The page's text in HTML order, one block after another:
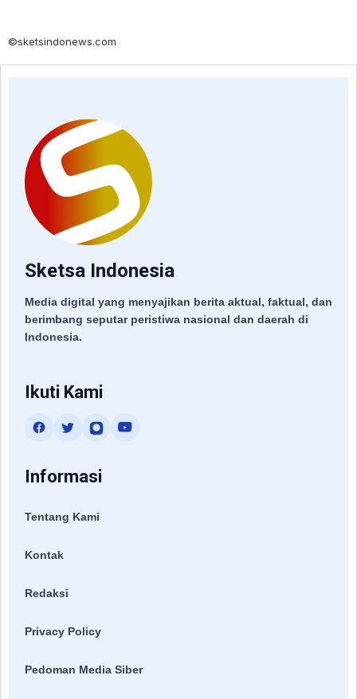
©sketsindonews.com
Sketsa Indonesia
Media digital yang menyajikan berita aktual, faktual, dan
berimbang seputar peristiwa nasional dan daerah di
Indonesia.
Ikuti Kami
Informasi
Tentang Kami
Kontak
Redaksi
Privacy Policy
Pedoman Media Siber